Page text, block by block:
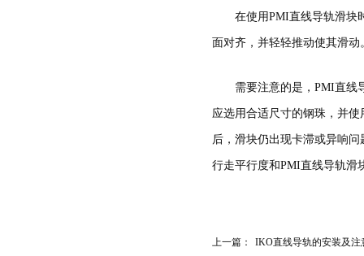
在使用PMI直线导轨滑块
面对齐，并轻轻推动使其滑
需要注意的是，PMI直线
应选用合适尺寸的钢珠，并
后，滑块仍出现卡滞或异响
行走平行度和PMI直线导轨滑
上一篇：
IKO直线导轨的安装及注